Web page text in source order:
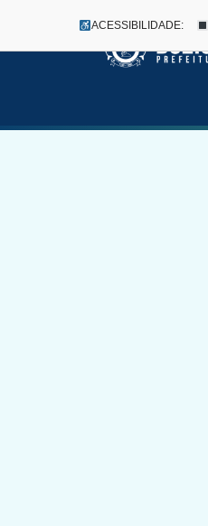
Pular
conteúdo
MenuACESSIBILIDADE: